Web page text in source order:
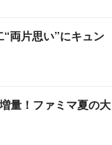
両片思い”にキュン
量！ファミマ夏の大